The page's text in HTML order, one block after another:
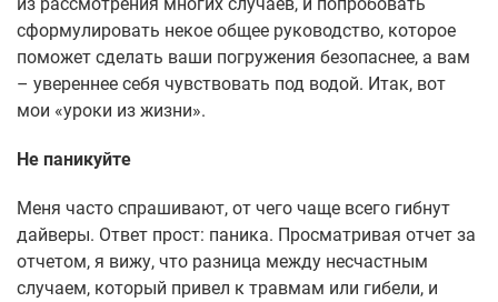
сформулировать некое общее руководство, которое
поможет сделать ваши погружения безопаснее, а вам
– увереннее себя чувствовать под водой. Итак, вот
мои «уроки из жизни».
Не паникуйте
Меня часто спрашивают, от чего чаще всего гибнут
дайверы. Ответ прост: паника. Просматривая отчет за
отчетом, я вижу, что разница между несчастным
случаем, который привел к травмам или гибели, и